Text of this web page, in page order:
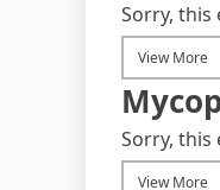
Sorry, this
View More
Sorry, this
View More